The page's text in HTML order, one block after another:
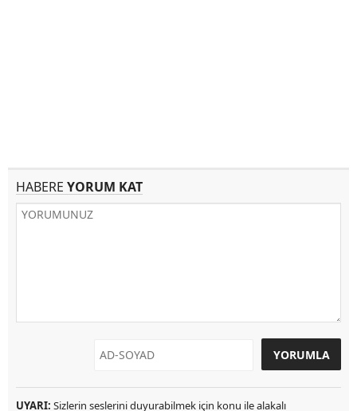
HABERE YORUM KAT
UYARI: Sizlerin seslerini duyurabilmek için konu ile alakalı